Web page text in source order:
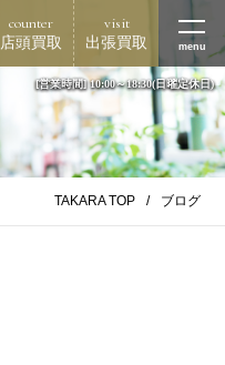
counter
店頭買取
visit
出張買取 menu
[営業時間] 10:00～18:30(日曜定休日)
TAKARA TOP ブログ